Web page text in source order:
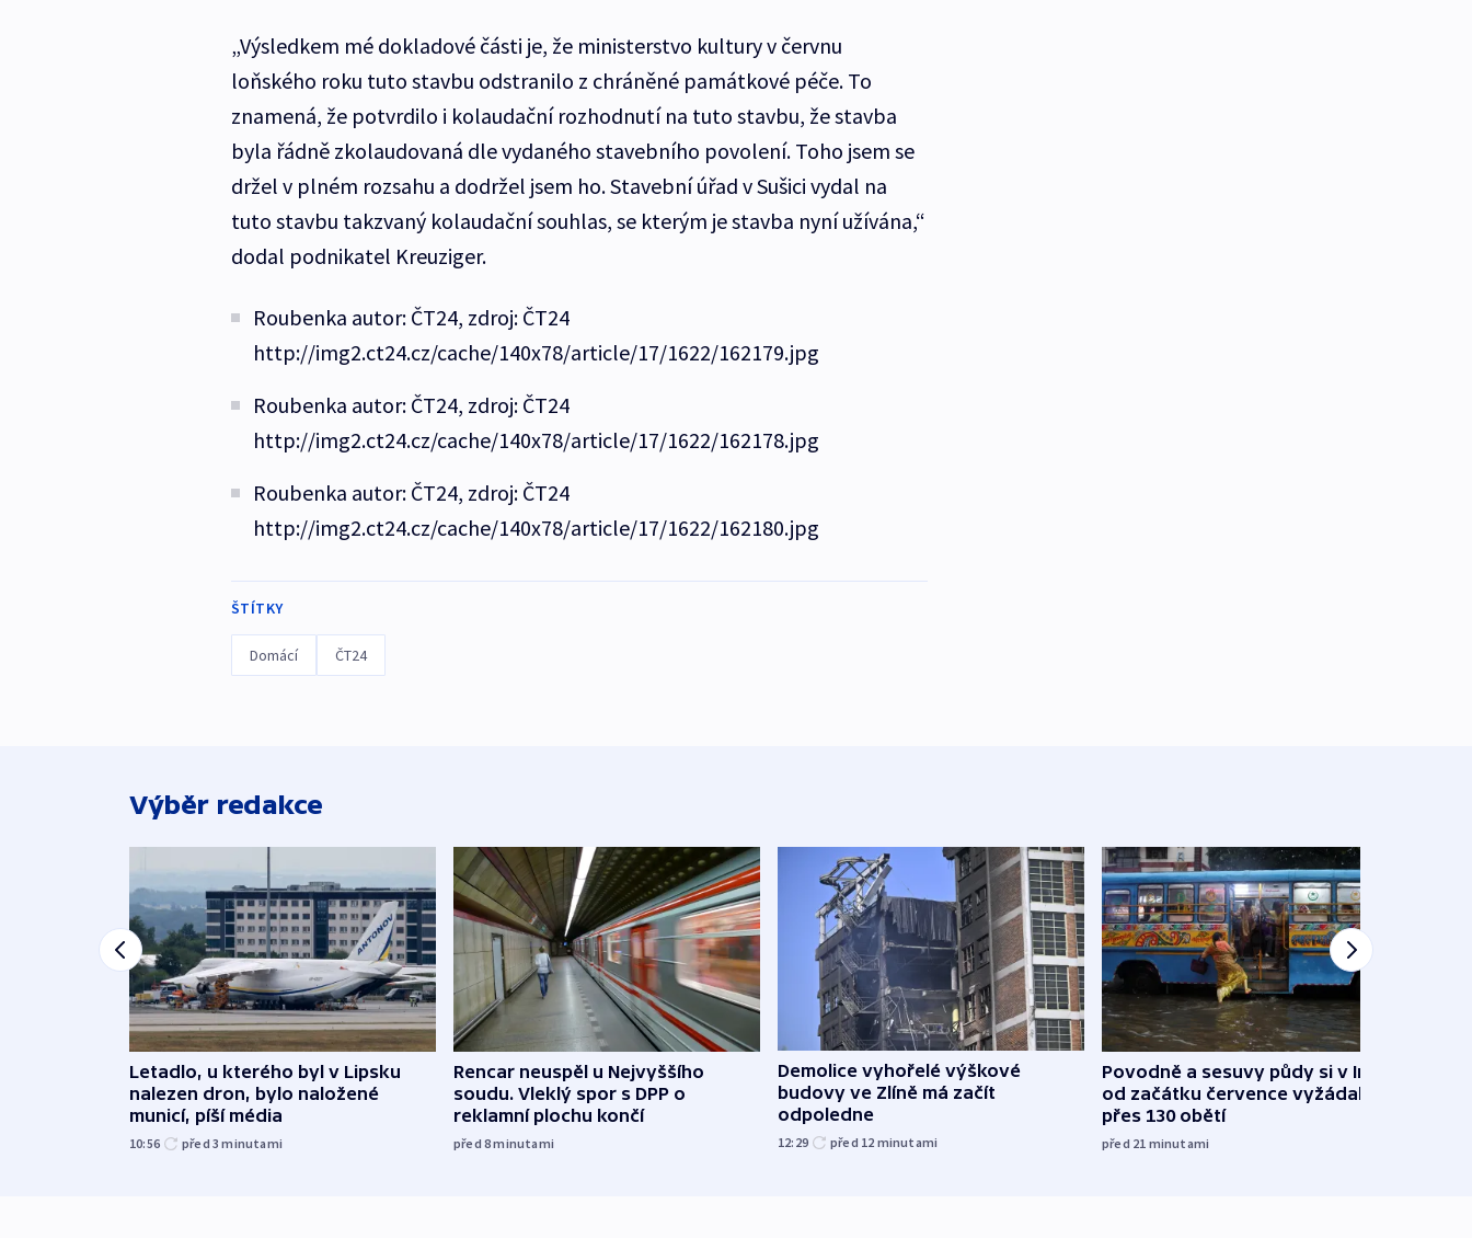
„Výsledkem mé dokladové části je, že ministerstvo kultury v červnu
loňského roku tuto stavbu odstranilo z chráněné památkové péče. To
znamená, že potvrdilo i kolaudační rozhodnutí na tuto stavbu, že stavba
byla řádně zkolaudovaná dle vydaného stavebního povolení. Toho jsem se
držel v plném rozsahu a dodržel jsem ho. Stavební úřad v Sušici vydal na
tuto stavbu takzvaný kolaudační souhlas, se kterým je stavba nyní užívána,“
dodal podnikatel Kreuziger.
Roubenka autor: ČT24, zdroj: ČT24
http://img2.ct24.cz/cache/140x78/article/17/1622/162179.jpg
Roubenka autor: ČT24, zdroj: ČT24
http://img2.ct24.cz/cache/140x78/article/17/1622/162178.jpg
Roubenka autor: ČT24, zdroj: ČT24
http://img2.ct24.cz/cache/140x78/article/17/1622/162180.jpg
ŠTÍTKY
Domácí ČT24
Výběr redakce
Letadlo, u kterého byl v Lipsku
nalezen dron, bylo naložené
municí, píší média
10:56 před 3minutami
Rencar neuspěl u Nejvyššího
soudu. Vleklý spor s DPP o
reklamní plochu končí
před 8minutami
Demolice vyhořelé výškové
budovy ve Zlíně má začít
odpoledne
12:29 před 12 minutami
Povodně a sesuvy půdy si v Indii
od začátku července vyžádaly
přes 130 obětí
před 21 minutami